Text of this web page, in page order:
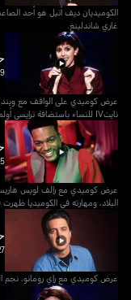
غاري شاندلينغ.
نايتIV للنساء باستضافة ترايسي أولمان.
عرض كوميدي مع رالف لويس هاريس،
البلاد، ومهارته في الكوميديا
عرض كوميدي مع راي رومانو، نجم